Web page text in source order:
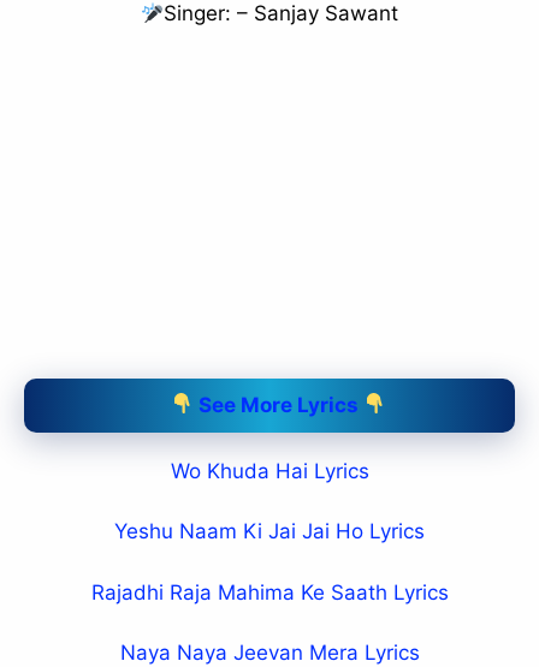
Singer: – Sanjay Sawant
See More Lyrics
Wo Khuda Hai Lyrics
Yeshu Naam Ki Jai Jai Ho Lyrics
Rajadhi Raja Mahima Ke Saath Lyrics
Naya Naya Jeevan Mera Lyrics